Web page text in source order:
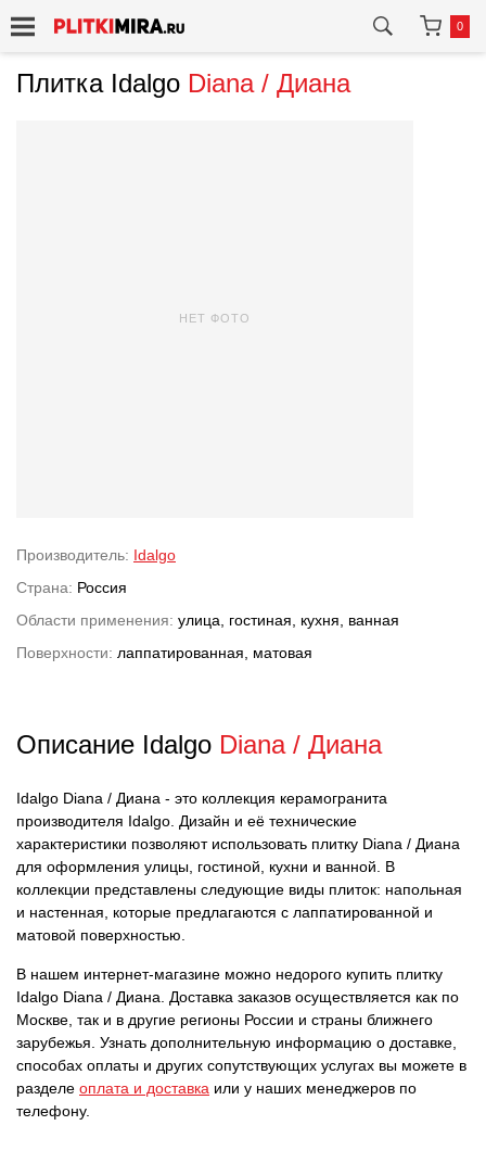
0
Плитка Idalgo Diana / Диана
НЕТ ФОТО
Производитель: Idalgo
Страна: Россия
Области применения: улица, гостиная, кухня, ванная
Поверхности: лаппатированная, матовая
Описание Idalgo Diana / Диана
Idalgo Diana / Диана - это коллекция керамогранита
производителя Idalgo. Дизайн и её технические
характеристики позволяют использовать плитку Diana / Диана
для оформления улицы, гостиной, кухни и ванной. В
коллекции представлены следующие виды плиток: напольная
и настенная, которые предлагаются с лаппатированной и
матовой поверхностью.
В нашем интернет-магазине можно недорого купить плитку
Idalgo Diana / Диана. Доставка заказов осуществляется как по
Москве, так и в другие регионы России и страны ближнего
зарубежья. Узнать дополнительную информацию о доставке,
способах оплаты и других сопутствующих услугах вы можете в
разделе оплата и доставка или у наших менеджеров по
телефону.